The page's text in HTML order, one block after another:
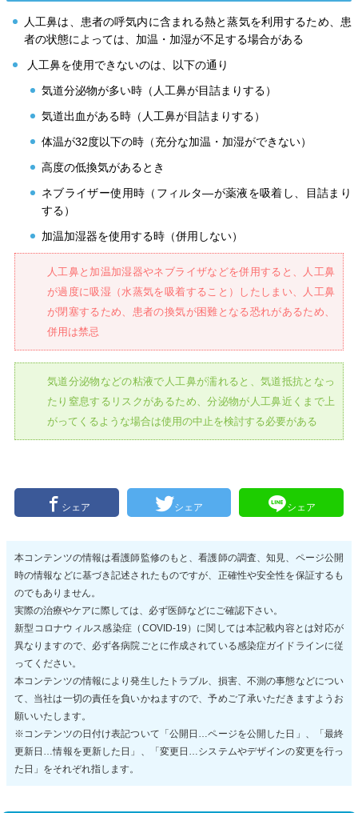
人工鼻は、患者の呼気内に含まれる熱と蒸気を利用するため、患
者の状態によっては、加温・加湿が不足する場合がある
人工鼻を使用できないのは、以下の通り
気道分泌物が多い時（人工鼻が目詰まりする）
気道出血がある時（人工鼻が目詰まりする）
体温が32度以下の時（充分な加温・加湿ができない）
高度の低換気があるとき
ネブライザー使用時（フィルタ―が薬液を吸着し、目詰まり
する）
加温加湿器を使用する時（併用しない）
人工鼻と加温加湿器やネブライザなどを併用すると、人工鼻
が過度に吸湿（水蒸気を吸着すること）したしまい、人工鼻
が閉塞するため、患者の換気が困難となる恐れがあるため、
併用は禁忌
気道分泌物などの粘液で人工鼻が濡れると、気道抵抗となっ
たり窒息するリスクがあるため、分泌物が人工鼻近くまで上
がってくるような場合は使用の中止を検討する必要がある
シェア シェア シェア
本コンテンツの情報は看護師監修のもと、看護師の調査、知見、ページ公開
時の情報などに基づき記述されたものですが、正確性や安全性を保証するも
のでもありません。
実際の治療やケアに際しては、必ず医師などにご確認下さい。
新型コロナウィルス感染症（COVID-19）に関しては本記載内容とは対応が
異なりますので、必ず各病院ごとに作成されている感染症ガイドラインに従
ってください。
本コンテンツの情報により発生したトラブル、損害、不測の事態などについ
て、当社は一切の責任を負いかねますので、予めご了承いただきますようお
願いいたします。
※コンテンツの日付け表記ついて「公開日…ページを公開した日」、「最終
更新日…情報を更新した日」、「変更日…システムやデザインの変更を行っ
た日」をそれぞれ指します。